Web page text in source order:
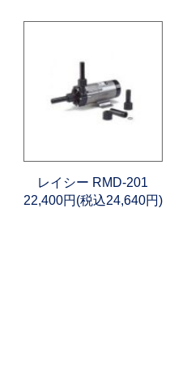
レイシー RMD-201
22,400円(税込24,640円)